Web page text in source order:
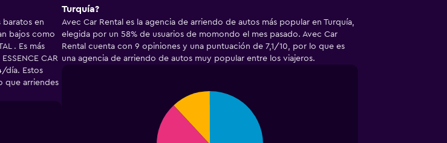
baratos en
bajos como
. Es más
CAR
día. Estos
que arriendes
Turquía?
Avec Car Rental es la agencia de arriendo de autos más popular en Turquía,
elegida por un 58% de usuarios de momondo el mes pasado. Avec Car
Rental cuenta con 9 opiniones y una puntuación de 7,1/10, por lo que es
una agencia de arriendo de autos muy popular entre los viajeros.